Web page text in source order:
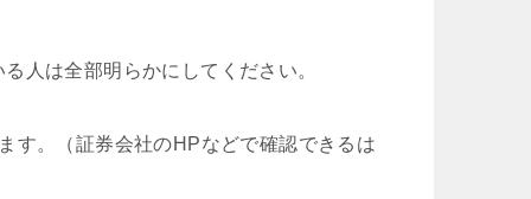
人は全部明らかにしてください。
す。（証券会社のHPなどで確認できるは